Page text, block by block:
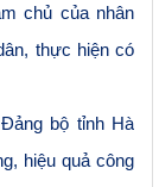
chủ của nhân
thực hiện có
bộ tỉnh Hà
hiệu quả công